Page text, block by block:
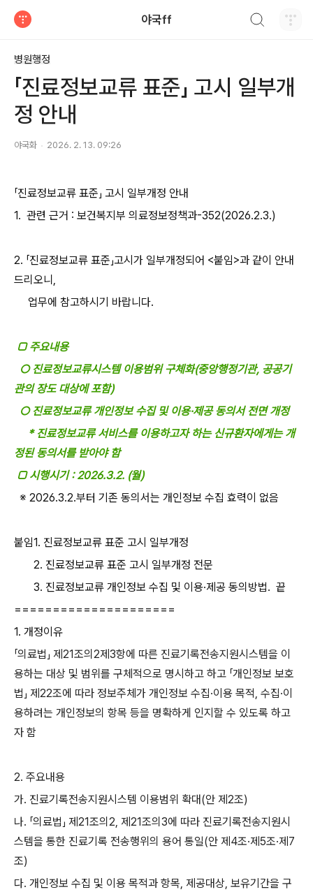
야국ff
병원행정
「진료정보교류 표준」 고시 일부개
정 안내
야국화 2026. 2. 13. 09:26
「진료정보교류 표준」 고시 일부개정 안내
1. 관련 근거 : 보건복지부 의료정보정책과-352(2026.2.3.)
2. 「진료정보교류 표준」고시가 일부개정되어 <붙임>과 같이 안내
드리오니,
업무에 참고하시기 바랍니다.
□ 주요내용
○ 진료정보교류시스템 이용범위 구체화(중앙행정기관, 공공기
관의 장도 대상에 포함)
○ 진료정보교류 개인정보 수집 및 이용·제공 동의서 전면 개정
* 진료정보교류 서비스를 이용하고자 하는 신규환자에게는 개
정된 동의서를 받아야 함
□ 시행시기 : 2026.3.2. (월)
※ 2026.3.2.부터 기존 동의서는 개인정보 수집 효력이 없음
붙임1. 진료정보교류 표준 고시 일부개정
2. 진료정보교류 표준 고시 일부개정 전문
3. 진료정보교류 개인정보 수집 및 이용·제공 동의방법. 끝
=====================
1. 개정이유
「의료법 」 제 21조의 2제 3항에 따른 진료기록전송지원시스템을 이
용하는 대상 및 범위를 구체적으로 명시하고 하고 「개인정보 보호
법 」 제 22조에 따라 정보주체가 개인정보 수집·이용 목적, 수집·이
용하려는 개인정보의 항목 등을 명확하게 인지할 수 있도록 하고
자 함
2. 주요내용
가. 진료기록전송지원시스템 이용범위 확대(안 제 2조)
나. 「의료법 」 제 21조의 2, 제 21조의 3에 따라 진료기록전송지원시
스템을 통한 진료기록 전송행위의 용어 통일(안 제 4조·제 5조·제 7
조)
다. 개인정보 수집 및 이용 목적과 항목, 제공대상, 보유기간을 구